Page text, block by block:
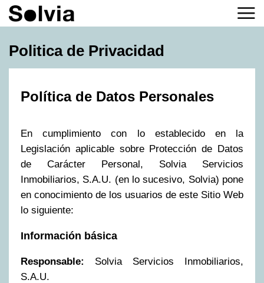
Politica de Privacidad
Política de Datos Personales
En cumplimiento con lo establecido en la
Legislación aplicable sobre Protección de Datos
de Carácter Personal, Solvia Servicios
Inmobiliarios, S.A.U. (en lo sucesivo, Solvia) pone
en conocimiento de los usuarios de este Sitio Web
lo siguiente:
Información básica
Responsable: Solvia Servicios Inmobiliarios,
S.A.U.